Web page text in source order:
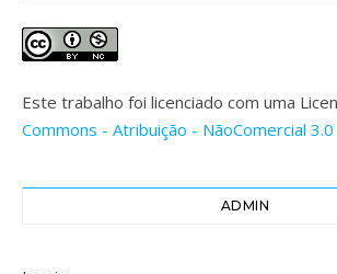
Este trabalho foi licenciado com uma
Commons - Atribuição - NãoComercial
ADMIN